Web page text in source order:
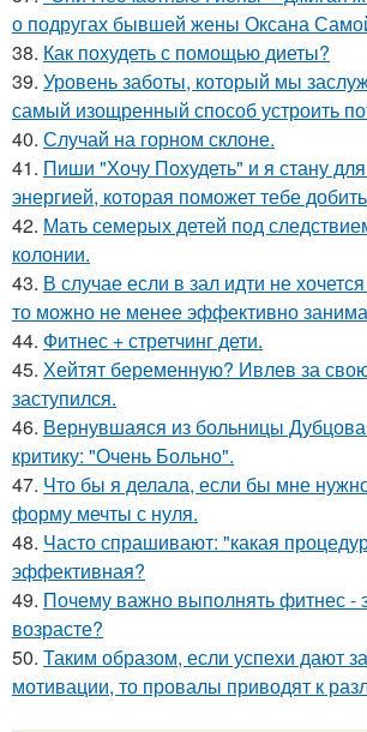
о подругах бывшей жены Оксана
38. Как похудеть с помощью диеты?
39. Уровень заботы, который мы
самый изощренный способ устроить
40. Случай на горном склоне.
41. Пиши "Хочу Похудеть" и я стану
энергией, которая поможет тебе
42. Мать семерых детей под
колонии.
43. В случае если в зал идти не
то можно не менее эффективно
44. Фитнес + стретчинг дети.
45. Хейтят беременную? Ивлев за
заступился.
46. Вернувшаяся из больницы
критику: "Очень Больно".
47. Что бы я делала, если бы мне
форму мечты с нуля.
48. Часто спрашивают: "какая
эффективная?
49. Почему важно выполнять фитнес -
возрасте?
50. Таким образом, если успехи дают
мотивации, то провалы приводят к